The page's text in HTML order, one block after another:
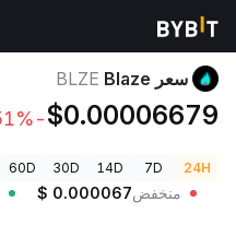
أسعار العملات الرقمية
سعر Blaze BLZE
$0.00006679
-7.51%
24H
7D
14D
30D
60D
منخفض $ 0.000067